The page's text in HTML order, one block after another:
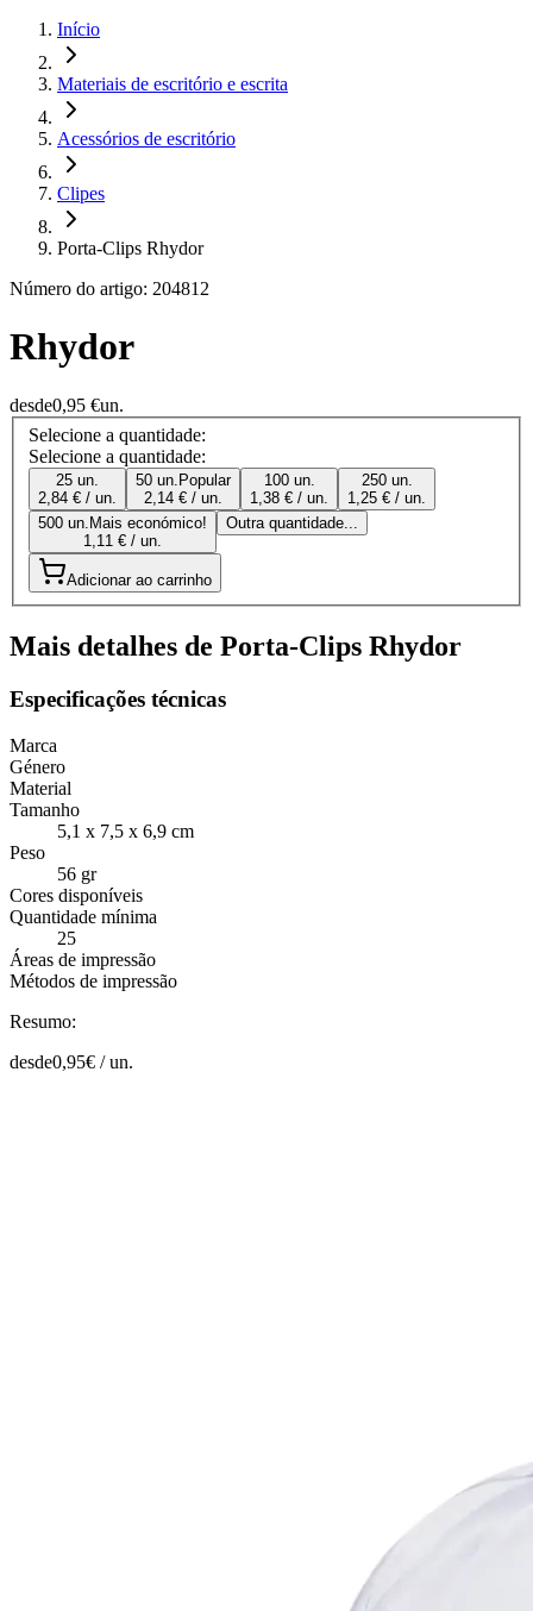
Início
Materiais de escritório e escrita
Acessórios de escritório
Clipes
Porta-Clips Rhydor
Número do artigo: 204812
Rhydor
desde0,95 €un.
Selecione a quantidade:
Selecione a quantidade:
25 un.
2,84 € / un.
50 un. Popular
2,14 € / un.
100 un.
1,38 € / un.
250 un.
1,25 € / un.
500 un. Mais económico!
1,11 € / un.
Outra quantidade...
Adicionar ao carrinho
Mais detalhes de Porta-Clips Rhydor
Especificações técnicas
Marca
Género
Material
Tamanho
5,1 x 7,5 x 6,9 cm
Peso
56 gr
Cores disponíveis
Quantidade mínima
25
Áreas de impressão
Métodos de impressão
Resumo:
desde0,95€ /un.